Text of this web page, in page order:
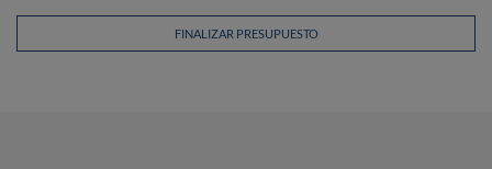
FINALIZAR PRESUPUESTO